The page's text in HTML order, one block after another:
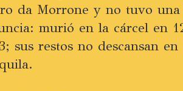
da Morrone y no tuvo
murió en la cárcel en
sus restos no descansan